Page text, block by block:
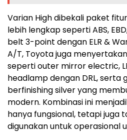
Varian High dibekali paket
lebih lengkap seperti ABS,
belt 3-point dengan ELR &
A/T, Toyota juga
seperti outer mirror electric,
headlamp dengan DRL, serta
berfinishing silver yang
modern. Kombinasi ini
hanya fungsional, tetapi juga
digunakan untuk operasional